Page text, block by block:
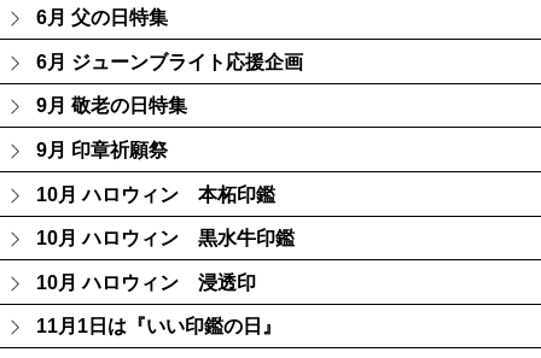
6月 父の日特集
6月 ジューンブライト応援企画
9月 敬老の日特集
9月 印章祈願祭
10月 ハロウィン 本柘印鑑
10月 ハロウィン 黒水牛印鑑
10月 ハロウィン 浸透印
11月1日は『いい印鑑の日』